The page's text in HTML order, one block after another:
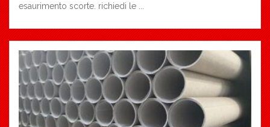
esaurimento scorte. richiedi le ...